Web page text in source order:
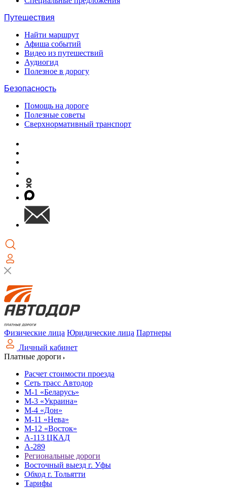
Путешествия
Найти маршрут
Афиша событий
Видео из путешествий
Аудиогид
Полезное в дорогу
Безопасность
Помощь на дороге
Полезные советы
Сверхнормативный транспорт
Физические лица Юридические лица Партнеры
Личный кабинет
Платные дороги
Расчет стоимости проезда
Сеть трасс Автодор
М-1 «Беларусь»
М-3 «Украина»
М-4 «Дон»
М-11 «Нева»
М-12 «Восток»
А-113 ЦКАД
А-289
Региональные дороги
Восточный выезд г. Уфы
Обход г. Тольятти
Тарифы